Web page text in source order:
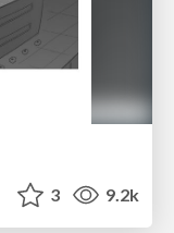
3 9.2k